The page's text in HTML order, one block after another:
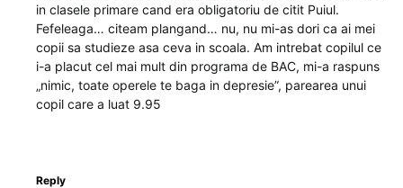
in clasele primare cand era obligatoriu de citit Puiul.
Fefeleaga… citeam plangand… nu, nu mi-as dori ca ai mei
copii sa studieze asa ceva in scoala. Am intrebat copilul ce
i-a placut cel mai mult din programa de BAC, mi-a raspuns
„nimic, toate operele te baga in depresie”, parearea unui
copil care a luat 9.95
Reply